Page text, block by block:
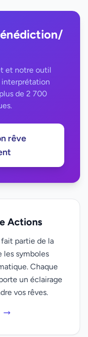
et notre outil
interprétation
de 2 700
rêve
Actions
partie de la
les symboles
Chaque
un éclairage
vos rêves.